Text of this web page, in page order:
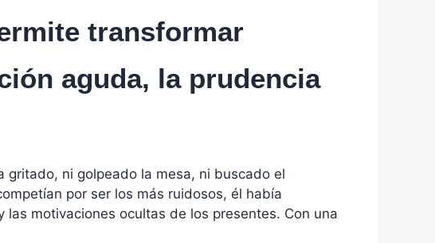
transformar
aguda, la prudencia
gritado, ni golpeado la mesa, ni buscado el
por ser los más ruidosos, él había
motivaciones ocultas de los presentes. Con una